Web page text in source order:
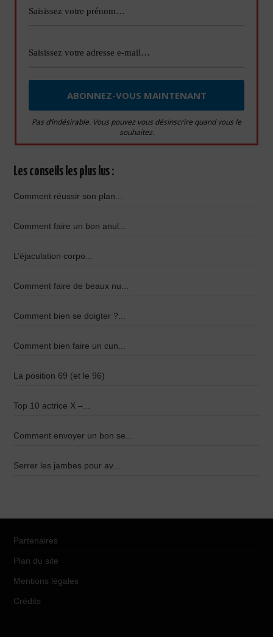
Pas d’indésirable. Vous pouvez vous désinscrire quand vous le
souhaitez.
Les conseils les plus lus :
Comment réussir son plan...
Comment faire un bon anul...
L’éjaculation corpo...
Comment faire de beaux nu...
Comment bien se doigter ?...
Comment bien faire un cun...
La position 69 (et le 96)
Top 10 actrice X –...
Comment envoyer un bon se...
Serrer les jambes pour av...
Partenaires
Plan du site
Mentions légales
Crédits